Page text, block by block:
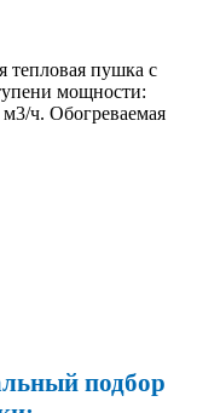
тепловая пушка с
мощности:
ч. Обогреваемая
подбор